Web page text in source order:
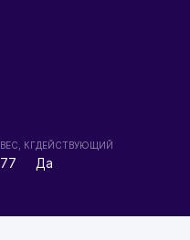
ВЕС, КГ
77
ДЕЙСТВУЮЩИЙ
Да